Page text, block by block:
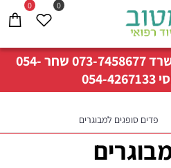
073-7458677שחר054-
054-4267133
0 0
פדים סופגים למבוגרים